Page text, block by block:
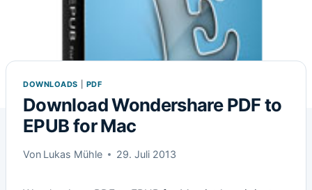
DOWNLOADS PDF
Download Wondershare PDF to
EPUB for Mac
Von Lukas Mühle 29. Juli 2013